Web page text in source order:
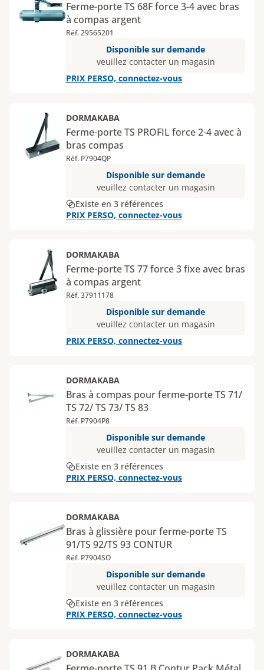
Ferme-porte TS 68F force 3-4 avec bras
à compas argent
Réf. 29565201
Disponible sur demande
veuillez contacter un magasin
PRIX PERSO, connectez-vous
DORMAKABA
Ferme-porte TS PROFIL force 2-4 avec à
bras compas
Réf. P7904QP
Disponible sur demande
veuillez contacter un magasin
Existe en 3 références
PRIX PERSO, connectez-vous
DORMAKABA
Ferme-porte TS 77 force 3 fixe avec bras
à compas argent
Réf. 37911178
Disponible sur demande
veuillez contacter un magasin
PRIX PERSO, connectez-vous
DORMAKABA
Bras à compas pour ferme-porte TS 71/
TS 72/ TS 73/ TS 83
Réf. P7904P8
Disponible sur demande
veuillez contacter un magasin
Existe en 3 références
PRIX PERSO, connectez-vous
DORMAKABA
Bras à glissière pour ferme-porte TS
91/TS 92/TS 93 CONTUR
Réf. P7904SO
Disponible sur demande
veuillez contacter un magasin
Existe en 3 références
PRIX PERSO, connectez-vous
DORMAKABA